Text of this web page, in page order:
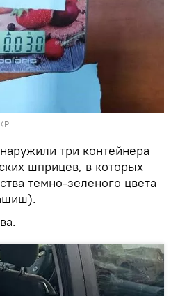
три контейнера
шприцев, в которых
темно-зеленого цвета